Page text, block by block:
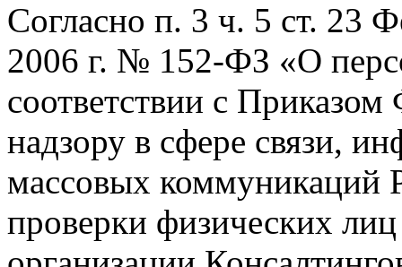
Согласно п. 3 ч. 5 ст. 23
2006 г. № 152-ФЗ «О
соответствии с
надзору в сфере связи,
массовых коммуникаций
проверки физических